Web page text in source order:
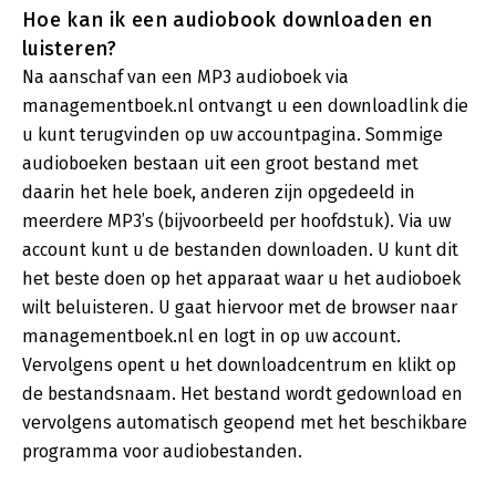
Hoe kan ik een audiobook downloaden en
luisteren?
Na aanschaf van een MP3 audioboek via
managementboek.nl ontvangt u een downloadlink die
u kunt terugvinden op uw accountpagina. Sommige
audioboeken bestaan uit een groot bestand met
daarin het hele boek, anderen zijn opgedeeld in
meerdere MP3’s (bijvoorbeeld per hoofdstuk). Via uw
account kunt u de bestanden downloaden. U kunt dit
het beste doen op het apparaat waar u het audioboek
wilt beluisteren. U gaat hiervoor met de browser naar
managementboek.nl en logt in op uw account.
Vervolgens opent u het downloadcentrum en klikt op
de bestandsnaam. Het bestand wordt gedownload en
vervolgens automatisch geopend met het beschikbare
programma voor audiobestanden.